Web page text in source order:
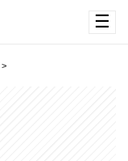
☰
>